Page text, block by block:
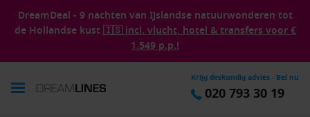
DreamDeal - 9 nachten van IJslandse natuurwonderen tot
de Hollandse kust 🇮🇸 incl. vlucht, hotel & transfers voor €
1.549 p.p.!
Krijg deskundig advies - Bel nu
020 793 30 19